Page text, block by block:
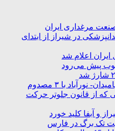
مرغداری ایران
دندانپزشکی در شیراز از ابتدای
ایران اعلام شد
پیش می‌رود
که از قانون جلوتر حرکت
و آبفا کلید خورد
تک برگ در فارس